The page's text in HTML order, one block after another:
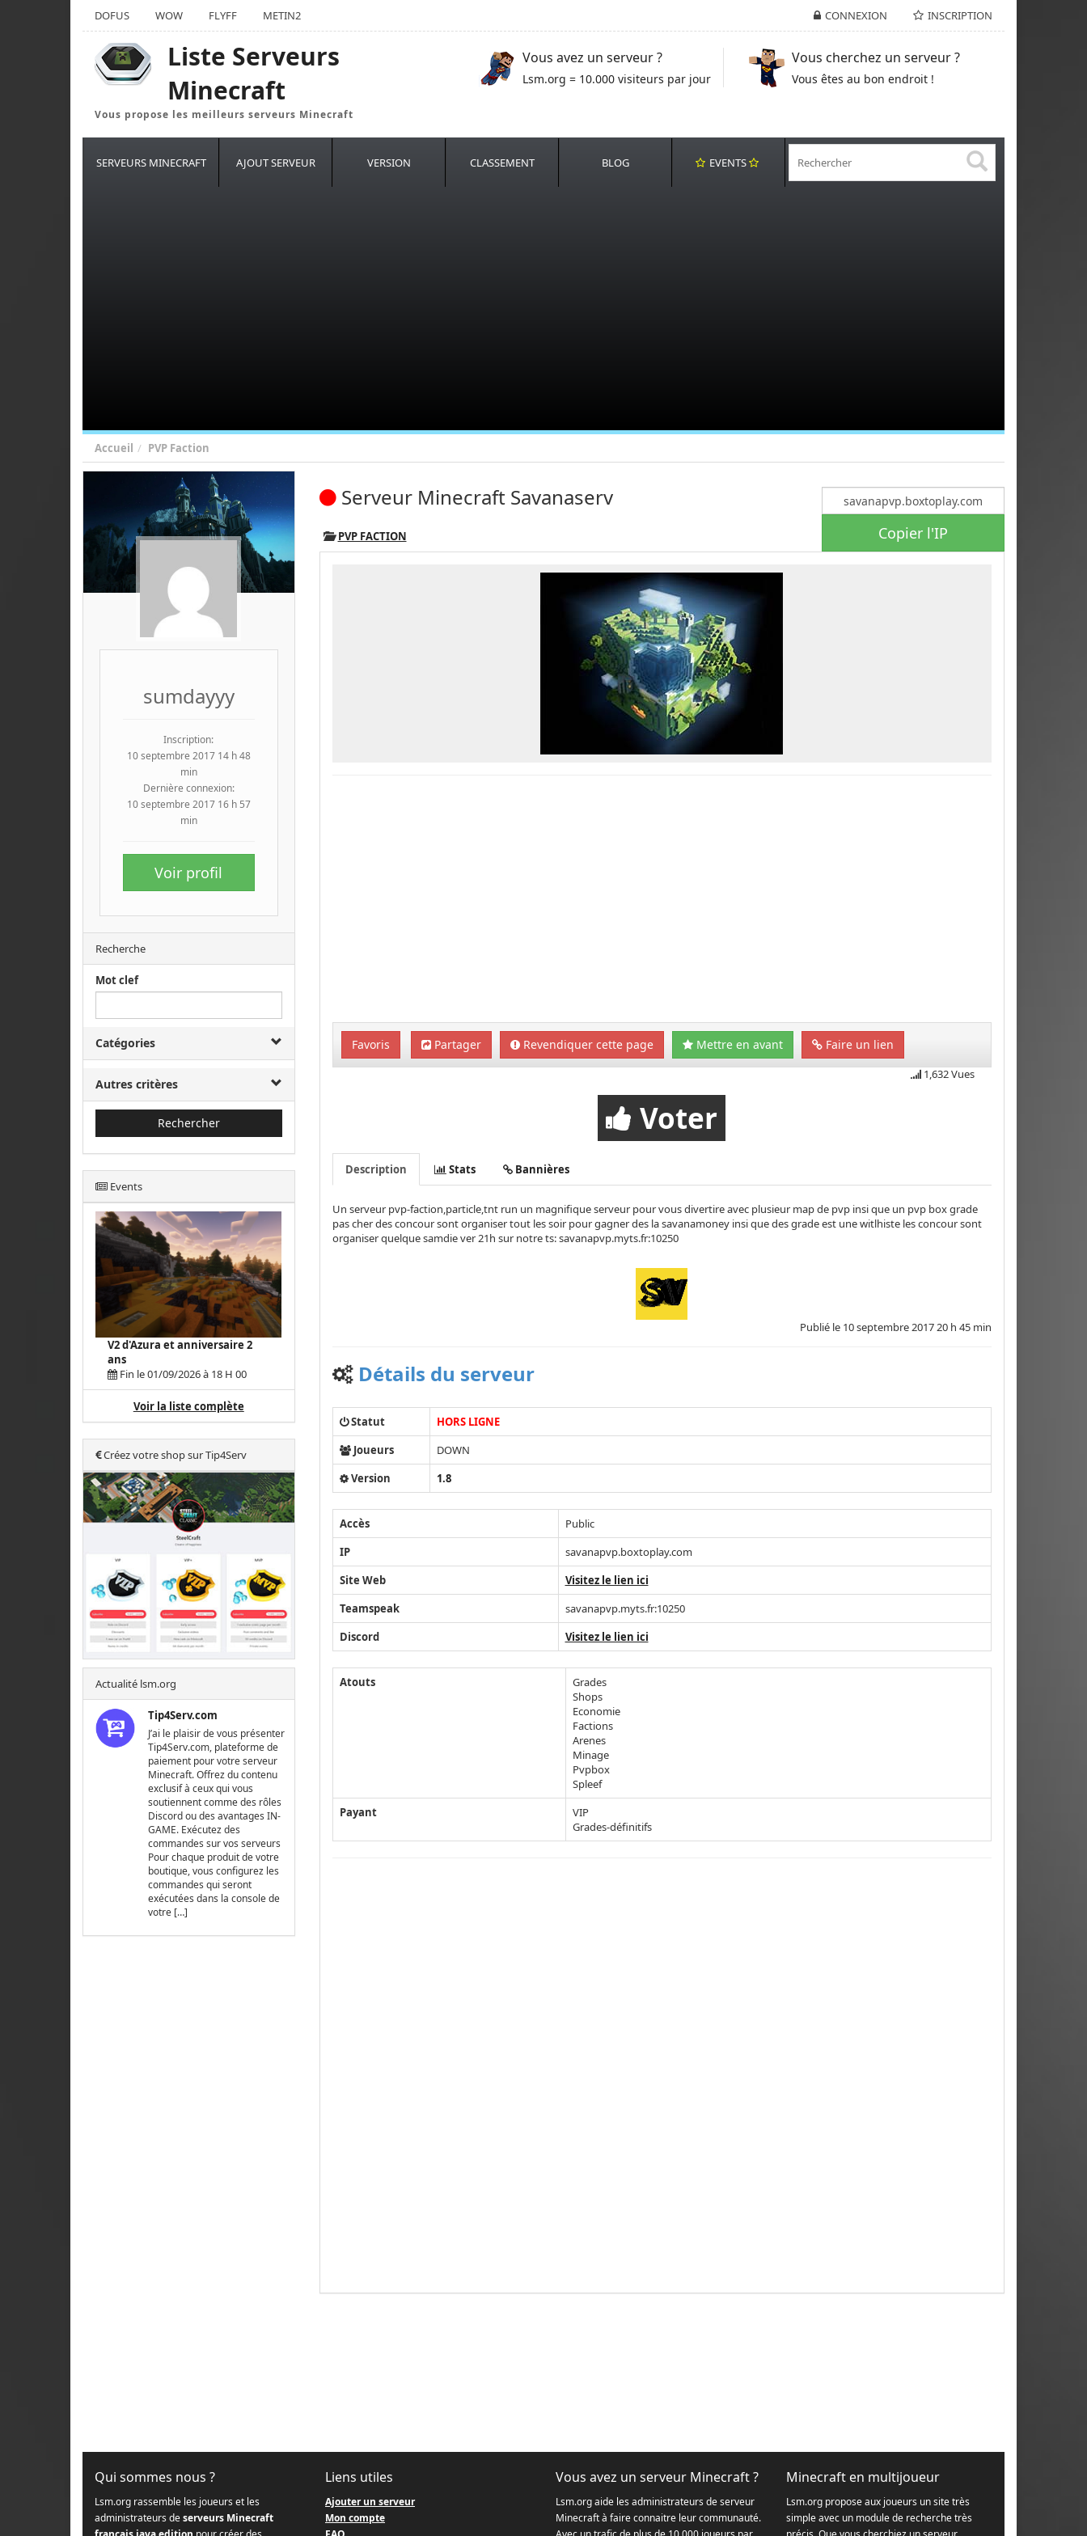
CONNEXION INSCRIPTION
DOFUS WOW FLYFF METIN2
Liste Serveurs
Minecraft
Vous propose les meilleurs serveurs Minecraft
Vous avez un serveur ?
Lsm.org = 10.000 visiteurs par jour
Vous cherchez un serveur ?
Vous êtes au bon endroit !
SERVEURS MINECRAFT AJOUT SERVEUR VERSION CLASSEMENT BLOG EVENTS
Accueil PVP Faction
sumdayyy
Inscription:
10 septembre 2017 14 h 48
min
Dernière connexion:
10 septembre 2017 16 h 57
min
Voir profil
Recherche
Mot clef
Catégories
Autres critères
Rechercher
Events
V2 d'Azura et anniversaire 2
ans
Fin le 01/09/2026 à 18 H 00
Voir la liste complète
Créez votre shop sur Tip4Serv
Actualité lsm.org
Tip4Serv.com
J’ai le plaisir de vous présenter
Tip4Serv.com, plateforme de
paiement pour votre serveur
Minecraft. Offrez du contenu
exclusif à ceux qui vous
soutiennent comme des rôles
Discord ou des avantages IN-
GAME. Exécutez des
commandes sur vos serveurs
Pour chaque produit de votre
boutique, vous configurez les
commandes qui seront
exécutées dans la console de
votre […]
Copier l'IP
Serveur Minecraft Savanaserv
PVP FACTION
Favoris Partager Revendiquer cette page Mettre en avant Faire un lien
1,632 Vues
Voter
Description Stats Bannières
Un serveur pvp-faction,particle,tnt run un magnifique serveur pour vous divertire avec plusieur map de pvp insi que un pvp box grade
pas cher des concour sont organiser tout les soir pour gagner des la savanamoney insi que des grade est une witlhiste les concour sont
organiser quelque samdie ver 21h sur notre ts:savanapvp.myts.fr:10250
Publié le 10 septembre 2017 20 h 45 min
Détails du serveur
Statut
HORS LIGNE
Joueurs
DOWN
Version
1.8
Accès
Public
IP
savanapvp.boxtoplay.com
Site Web
Visitez le lien ici
Teamspeak
savanapvp.myts.fr:10250
Discord
Visitez le lien ici
Atouts
Grades
Shops
Economie
Factions
Arenes
Minage
Pvpbox
Spleef
Payant
VIP
Grades-définitifs
Qui sommes nous ?
Lsm.org rassemble les joueurs et les
administrateurs deserveurs Minecraft
Liens utiles
Ajouter un serveur
Mon compte
Vous avez un serveur Minecraft ?
Lsm.org aide les administrateurs de serveur
Minecraft à faire connaitre leur communauté.
Minecraft en multijoueur
Lsm.org propose aux joueurs un site très
simple avec un module de recherche très